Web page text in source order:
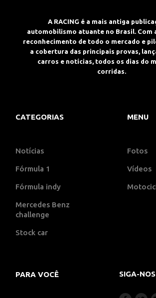
A RACING é a mais antiga
automobilismo atuante no Brasil. Com
reconhecimento de todo o mercado e
a cobertura das principais provas,
carros e notícias, todos os dias do
corridas.
CATEGORIAS
Notícias
Fórmula 1
Fórmula indy
Mercedes Benz
challenge
Stock car
MENU
Fotos
Vídeos
PARA VOCÊ SIGA-NOS